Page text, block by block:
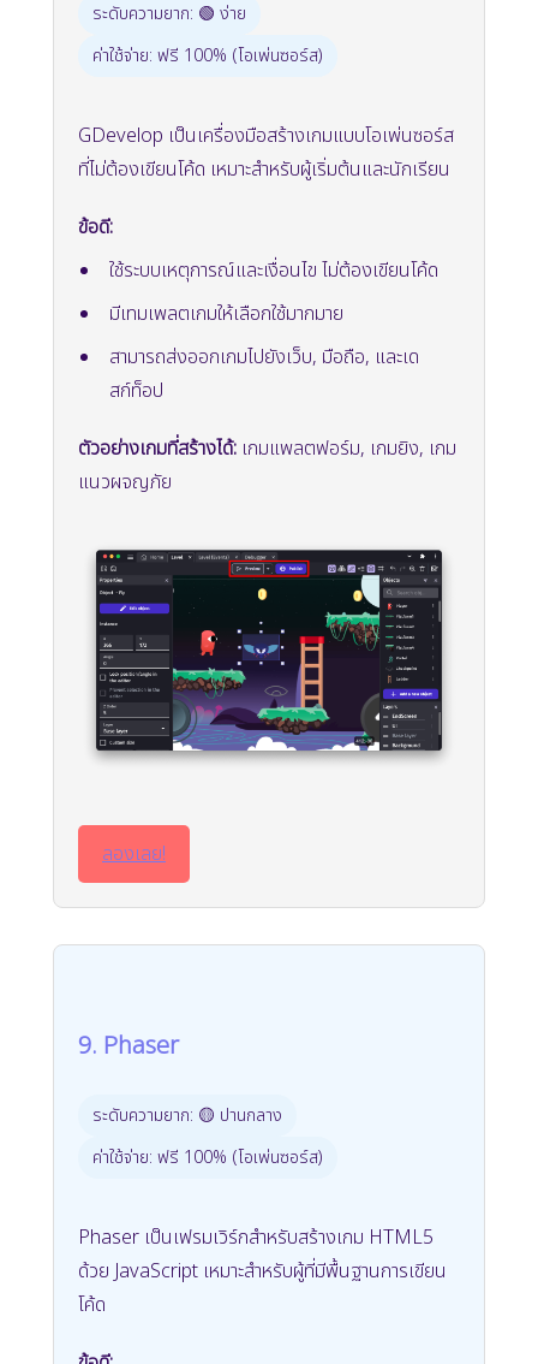
ระดับความยาก: 🟢 ง่าย
ค่าใช้จ่าย: ฟรี 100% (โอเพ่นซอร์ส)
GDevelop เป็นเครื่องมือสร้างเกมแบบโอเพ่นซอร์ส
ที่ไม่ต้องเขียนโค้ด เหมาะสำหรับผู้เริ่มต้นและนักเรียน
ข้อดี:
ใช้ระบบเหตุการณ์และเงื่อนไข ไม่ต้องเขียนโค้ด
มีเทมเพลตเกมให้เลือกใช้มากมาย
สามารถส่งออกเกมไปยังเว็บ, มือถือ, และเด
สก์ท็อป
ตัวอย่างเกมที่สร้างได้: เกมแพลตฟอร์ม, เกมยิง, เกม
แนวผจญภัย
ลองเลย!
9. Phaser
ระดับความยาก: 🟡 ปานกลาง
ค่าใช้จ่าย: ฟรี 100% (โอเพ่นซอร์ส)
Phaser เป็นเฟรมเวิร์กสำหรับสร้างเกม HTML5
ด้วย JavaScript เหมาะสำหรับผู้ที่มีพื้นฐานการเขียน
โค้ด